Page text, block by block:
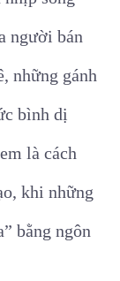
người bán
những gánh
bình dị
là cách
khi những
bằng ngôn